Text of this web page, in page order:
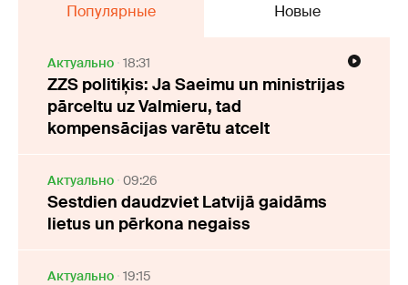
Популярные Новые
Актуально 18:31
ZZS politiķis: Ja Saeimu un ministrijas
pārceltu uz Valmieru, tad
kompensācijas varētu atcelt
Актуально 09:26
Sestdien daudzviet Latvijā gaidāms
lietus un pērkona negaiss
Актуально 19:15